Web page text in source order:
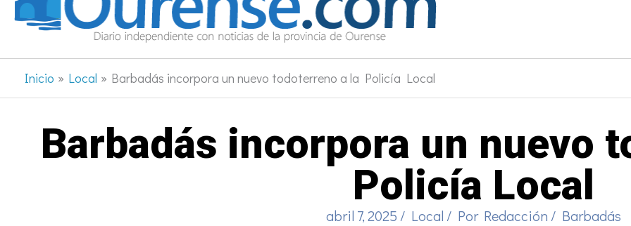
Inicio Local Barbadás incorpora un nuevo todoterreno a la Policía Local
Barbadás incorpora un nuevo
Policía Local
abril 7, 2025 / Local / Por Redacción / Barbadás